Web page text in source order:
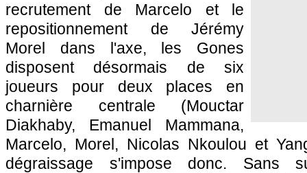
recrutement de Marcelo et le
repositionnement de Jérémy
Morel dans l'axe, les Gones
disposent désormais de six
joueurs pour deux places en
charnière centrale (Mouctar
Diakhaby, Emanuel Mammana,
Marcelo, Morel, Nicolas Nkoulou et
dégraissage s'impose donc. Sans